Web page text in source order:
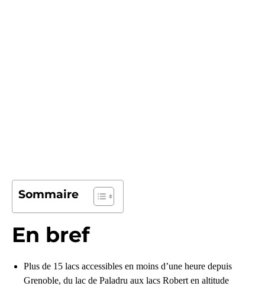
Sommaire
En bref
Plus de 15 lacs accessibles en moins d’une heure depuis
Grenoble, du lac de Paladru aux lacs Robert en altitude